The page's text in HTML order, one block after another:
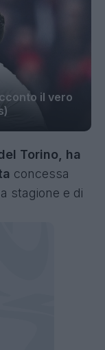
il vero
Torino, ha
concessa
stagione e di